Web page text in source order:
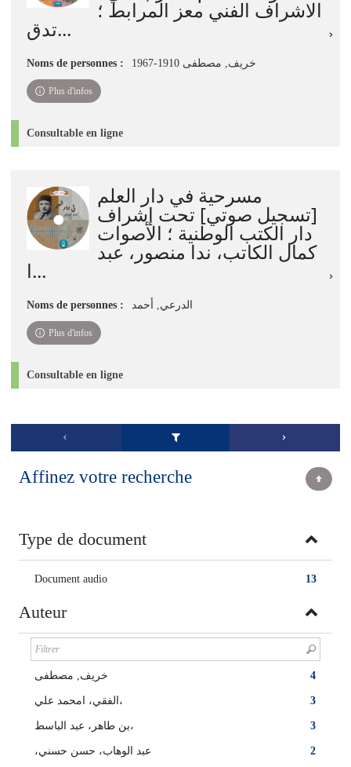
الاشراف الفني معز المرابط ؛
تدق...
Noms de personnes : خريف, مصطفى 1910-1967
Plus d'infos
Consultable en ligne
مسرحية في دار العلم
[تسجيل صوتي] تحت إشراف
دار الكتب الوطنية ؛ الأصوات
كمال الكاتب، ندا منصور، عبد
ا...
Noms de personnes : الدرعي, أحمد
Plus d'infos
Consultable en ligne
Affinez votre recherche
Type de document
13
Document audio
Auteur
4 خريف, مصطفى
3 الفقي، امحمد علي،
3 بن طاهر، عبد الباسط،
2 ،عبد الوهاب، حسن حسني